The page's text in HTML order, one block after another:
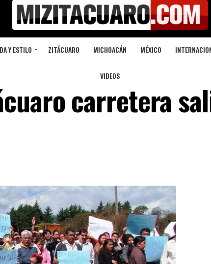
Y ESTILO ZITÁCUARO MICHOACÁN MÉXICO
VIDEOS
carretera